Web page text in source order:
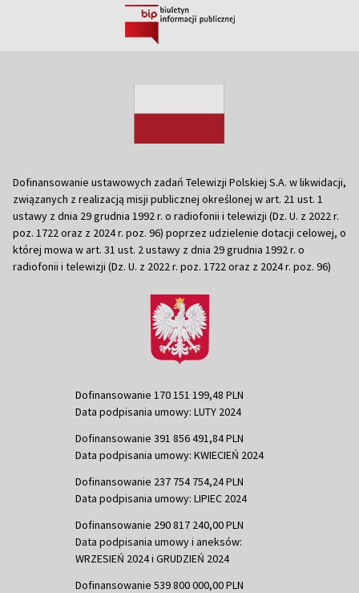
Dofinansowanie ustawowych zadań Telewizji Polskiej S.A. w likwidacji,
związanych z realizacją misji publicznej określonej w art. 21 ust. 1
ustawy z dnia 29 grudnia 1992 r. o radiofonii i telewizji (Dz. U. z 2022 r.
poz. 1722 oraz z 2024 r. poz. 96) poprzez udzielenie dotacji celowej, o
której mowa w art. 31 ust. 2 ustawy z dnia 29 grudnia 1992 r. o
radiofonii i telewizji (Dz. U. z 2022 r. poz. 1722 oraz z 2024 r. poz. 96)
Dofinansowanie 170 151 199,48 PLN
Data podpisania umowy: LUTY 2024
Dofinansowanie 391 856 491,84 PLN
Data podpisania umowy: KWIECIEŃ 2024
Dofinansowanie 237 754 754,24 PLN
Data podpisania umowy: LIPIEC 2024
Dofinansowanie 290 817 240,00 PLN
Data podpisania umowy i aneksów:
WRZESIEŃ 2024 i GRUDZIEŃ 2024
Dofinansowanie 539 800 000,00 PLN